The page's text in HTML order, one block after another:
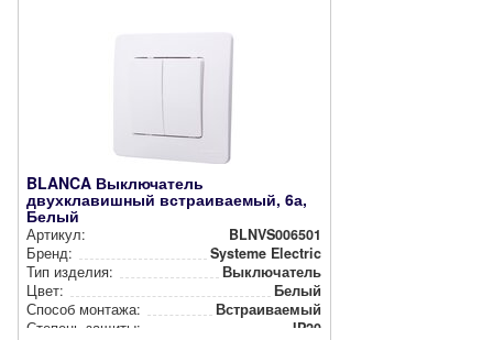
BLANCA Выключатель
двухклавишный встраиваемый, 6а,
Белый
Артикул:
BLNVS006501
Бренд:
Systeme Electric
Тип изделия:
Вык­лю­ча­тель
Цвет:
Белый
Способ монтажа:
Встра­ива­емый
Степень защиты:
IP20